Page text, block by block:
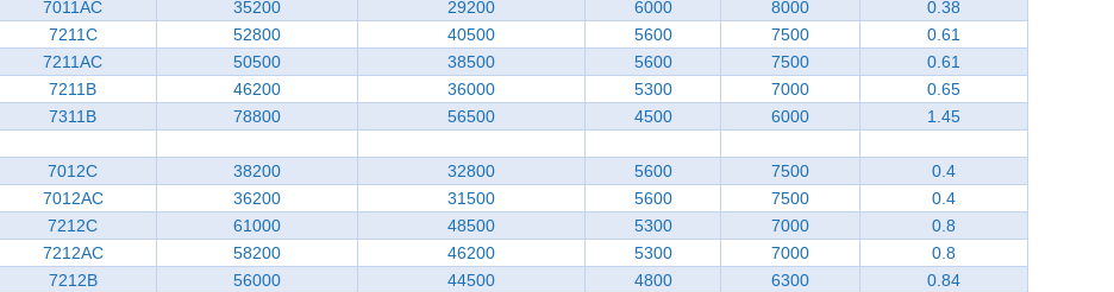
7011AC 35200 29200 6000 8000
0.38
7211C 52800 40500 5600 7500
0.61
7211AC 50500 38500 5600 7500
0.61
7211B 46200 36000 5300 7000
0.65
7311B 78800 56500 4500 6000 1.45
7012C 38200 32800 5600 7500
0.4
7012AC 36200 31500 5600 7500
0.4
7212C 61000 48500 5300 7000
0.8
7212AC 58200 46200 5300 7000
0.8
7212B 56000 44500 4800 6300
0.84